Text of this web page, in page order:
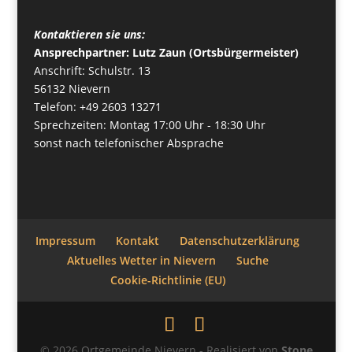
Kontaktieren sie uns:
Ansprechpartner: Lutz Zaun (Ortsbürgermeister)
Anschrift: Schulstr. 13
56132 Nievern
Telefon: +49 2603 13271
Sprechzeiten: Montag 17:00 Uhr - 18:30 Uhr
sonst nach telefonischer Absprache
Impressum Kontakt
Datenschutzerklärung
Aktuelles Wetter in Nievern
Suche
Cookie-Richtlinie (EU)